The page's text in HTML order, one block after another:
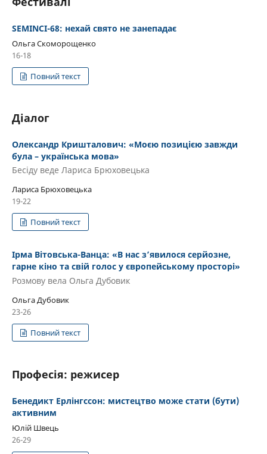
SEMINCI-68: нехай свято не занепадає
Ольга Скоморощенко
16-18
Повний текст
Діалог
Олександр Кришталович: «Моєю позицією завжди
була – українська мова»
Бесіду веде Лариса Брюховецька
Лариса Брюховецька
19-22
Повний текст
Ірма Вітовська-Ванца: «В нас з’явилося серйозне,
гарне кіно та свій голос у європейському просторі»
Розмову вела Ольга Дубовик
Ольга Дубовик
23-26
Повний текст
Професія: режисер
Бенедикт Ерлінгссон: мистецтво може стати (бути)
активним
Юлій Швець
26-29